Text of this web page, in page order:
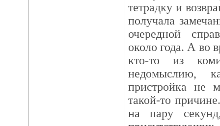
тетрадку и
получала
очередной
около года. А во
кто-то из
недомыслию,
пристройка не
такой-то
на пару